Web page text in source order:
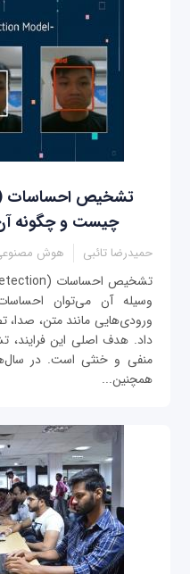
چیست و چگونه آن
حمیدرضا تائبی هوش
وسیله آن می‌توان
ورودی‌هایی مانند متن،
داد. هدف اصلی این
منفی و خنثی است. در
همچنین...